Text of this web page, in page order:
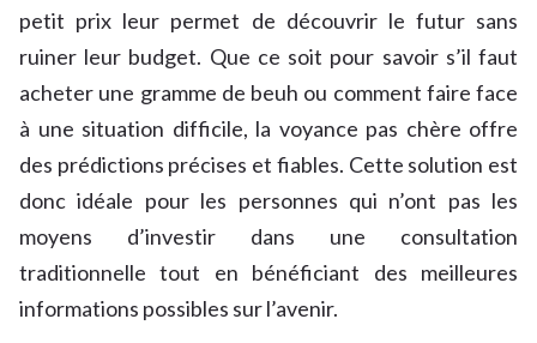
petit prix leur permet de découvrir le futur sans
ruiner leur budget. Que ce soit pour savoir s’il faut
acheter une gramme de beuh ou comment faire face
à une situation difficile, la voyance pas chère offre
des prédictions précises et fiables. Cette solution est
donc idéale pour les personnes qui n’ont pas les
moyens d’investir dans une consultation
traditionnelle tout en bénéficiant des meilleures
informations possibles sur l’avenir.